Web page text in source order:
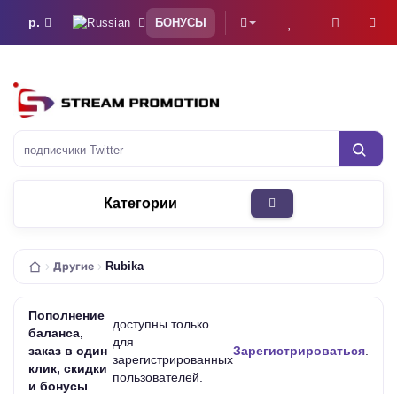
р. БОНУСЫ
подписчик
Категории
Другие Rubika
Пополнение
баланса,
заказ в один
клик, скидки
и бонусы
доступны только
для
зарегистрированных
пользователей.
Зарегистрироваться